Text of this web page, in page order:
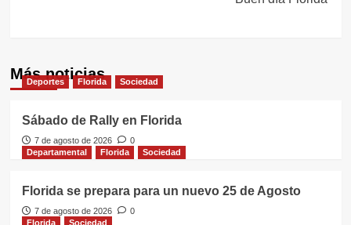
Más noticias
Deportes Florida Sociedad
Sábado de Rally en Florida
7 de agosto de 2026
0
Departamental
Florida Sociedad
Florida se prepara para un nuevo 25 de Agosto
7 de agosto de 2026
0
Florida
Sociedad